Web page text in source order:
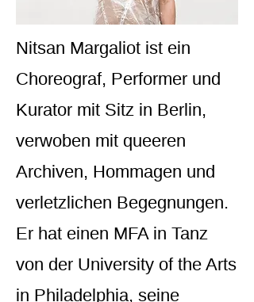
Nitsan Margaliot ist ein
Choreograf, Performer und
Kurator mit Sitz in Berlin,
verwoben mit queeren
Archiven, Hommagen und
verletzlichen Begegnungen.
Er hat einen MFA in Tanz
von der University of the Arts
in Philadelphia, seine